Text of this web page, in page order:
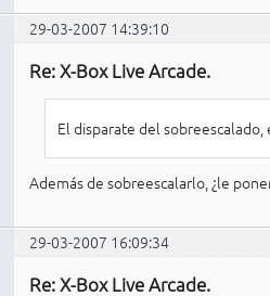
29-03-2007 14:39:10
Re: X-Box Live Arcade.
El disparate del
Además de sobreescalarlo, ¿le
29-03-2007 16:09:34
Re: X-Box Live Arcade.